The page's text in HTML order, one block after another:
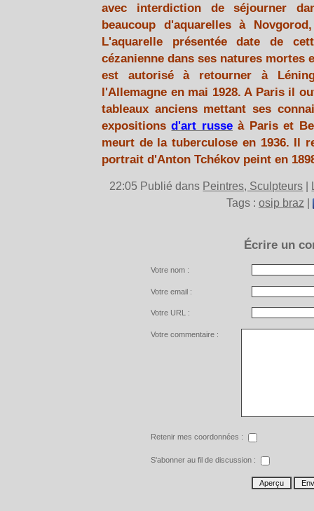
avec interdiction de séjourner
beaucoup d'aquarelles à
L'aquarelle présentée date de
cézanienne dans ses natures mortes
est autorisé à retourner à
l'Allemagne en mai 1928. A Paris il
tableaux anciens mettant ses
expositionsd'art russeà Paris et
meurt de la tuberculose en 1936. Il
portrait d'Anton Tchékov peint en
22:05 Publié dans Peintres, Sculpteurs
Tags : osip braz
Écrire un
Votre nom :
Votre email :
Votre URL :
Votre commentaire :
Retenir mes coordonnées :
S'abonner au fil de discussion :